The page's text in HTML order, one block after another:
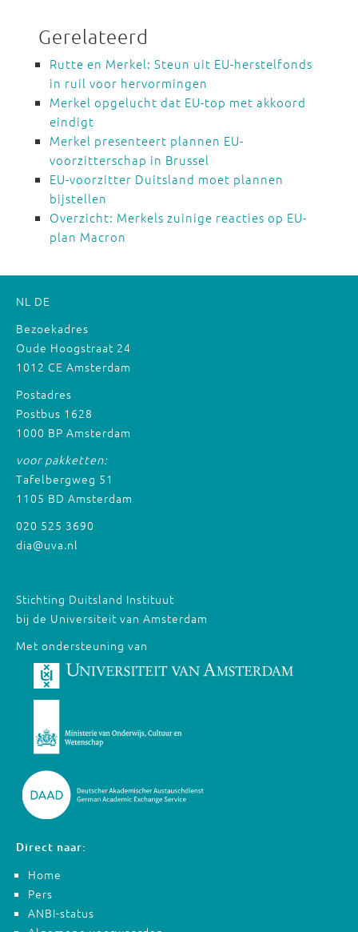
Gerelateerd
Rutte en Merkel: Steun uit EU-herstelfonds
in ruil voor hervormingen
Merkel opgelucht dat EU-top met akkoord
eindigt
Merkel presenteert plannen EU-
voorzitterschap in Brussel
EU-voorzitter Duitsland moet plannen
bijstellen
Overzicht: Merkels zuinige reacties op EU-
plan Macron
NL DE
Bezoekadres
Oude Hoogstraat 24
1012 CE Amsterdam
Postadres
Postbus 1628
1000 BP Amsterdam
voor pakketten:
Tafelbergweg 51
1105 BD Amsterdam
020 525 3690
dia@uva.nl
Stichting Duitsland Instituut
bij de Universiteit van Amsterdam
Met ondersteuning van
Direct naar:
Home
Pers
ANBI-status